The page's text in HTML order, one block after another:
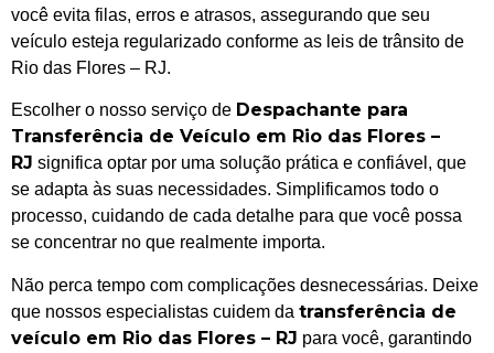
você evita filas, erros e atrasos, assegurando que seu
veículo esteja regularizado conforme as leis de trânsito de
Rio das Flores – RJ.
Escolher o nosso serviço de Despachante para
Transferência de Veículo em Rio das Flores –
RJ significa optar por uma solução prática e confiável, que
se adapta às suas necessidades. Simplificamos todo o
processo, cuidando de cada detalhe para que você possa
se concentrar no que realmente importa.
Não perca tempo com complicações desnecessárias. Deixe
que nossos especialistas cuidem da transferência de
veículo em Rio das Flores – RJ para você, garantindo